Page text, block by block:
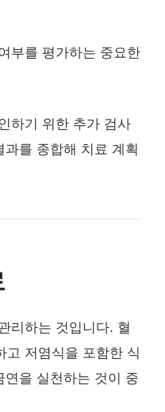
부를 평가하는 중요한
하기 위한 추가 검사
를 종합해 치료 계획
리하는 것입니다. 혈
고 저염식을 포함한 식
을 실천하는 것이 중